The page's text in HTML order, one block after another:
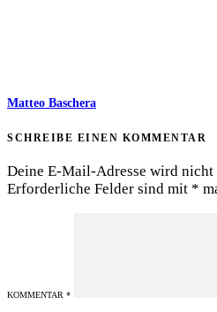
Matteo Baschera
SCHREIBE EINEN KOMMENTAR
Deine E-Mail-Adresse wird
Erforderliche Felder sind mit *
KOMMENTAR *